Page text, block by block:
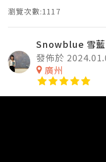
瀏覽次數:1117
Snowblue 雪藍
發佈於
廣州